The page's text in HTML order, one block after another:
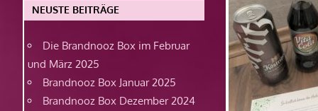
NEUSTE BEITRÄGE
Die Brandnooz Box im Februar
und März 2025
Brandnooz Box Januar 2025
Brandnooz Box Dezember 2024